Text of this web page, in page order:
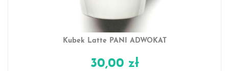
Kubek Latte PANI ADWOKAT
30,00 zł